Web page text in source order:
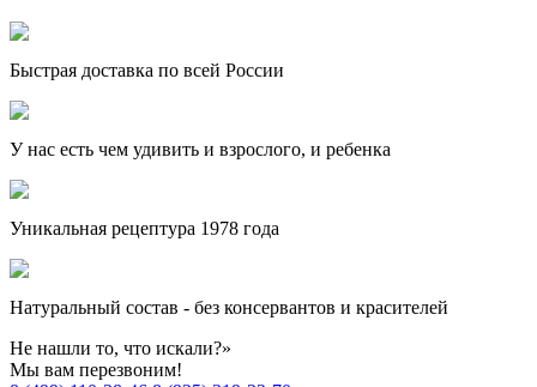
Быстрая доставка по всей России
У нас есть чем удивить и взрослого, и ребенка
Уникальная рецептура 1978 года
Натуральный состав - без консервантов и красителей
Не нашли то, что искали?»
Мы вам перезвоним!